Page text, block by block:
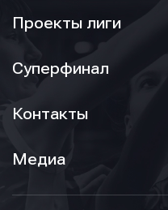
Проекты лиги
Суперфинал
Контакты
Медиа